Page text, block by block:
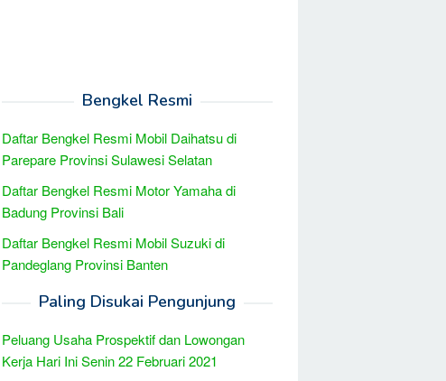
Bengkel Resmi
Daftar Bengkel Resmi Mobil Daihatsu di
Parepare Provinsi Sulawesi Selatan
Daftar Bengkel Resmi Motor Yamaha di
Badung Provinsi Bali
Daftar Bengkel Resmi Mobil Suzuki di
Pandeglang Provinsi Banten
Paling Disukai Pengunjung
Peluang Usaha Prospektif dan Lowongan
Kerja Hari Ini Senin 22 Februari 2021